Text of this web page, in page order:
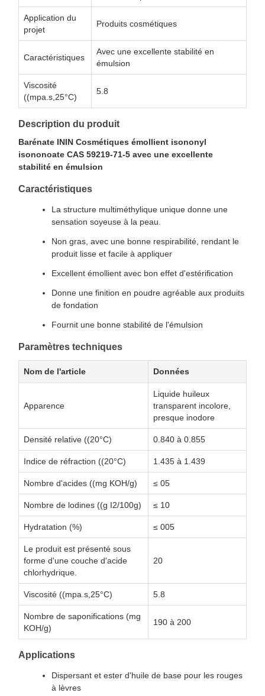
Application du
projet
Produits cosmétiques
Caractéristiques
Avec une excellente stabilité en
émulsion
Viscosité
((mpa.s,25°C)
5.8
Description du produit
Barénate ININ Cosmétiques émollient isononyl
isononoate CAS 59219-71-5 avec une excellente
stabilité en émulsion
Caractéristiques
La structure multiméthylique unique donne une
sensation soyeuse à la peau.
Non gras, avec une bonne respirabilité, rendant le
produit lisse et facile à appliquer
Excellent émollient avec bon effet d'estérification
Donne une finition en poudre agréable aux produits
de fondation
Fournit une bonne stabilité de l'émulsion
Paramètres techniques
Nom de l'article Données
Apparence
Liquide huileux
transparent incolore,
presque inodore
Densité relative ((20°C) 0.840 à 0.855
Indice de réfraction ((20°C) 1.435 à 1.439
Nombre d'acides ((mg KOH/g) ≤ 05
Nombre de lodines ((g I2/100g) ≤ 10
Hydratation (%) ≤ 005
Le produit est présenté sous
forme d'une couche d'acide
chlorhydrique.
20
Viscosité ((mpa.s,25°C) 5.8
Nombre de saponifications (mg
KOH/g)
190 à 200
Applications
Dispersant et ester d'huile de base pour les rouges
à lèvres